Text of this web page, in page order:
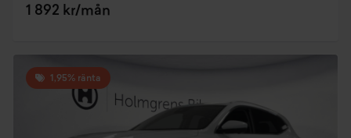
1 892 kr/mån
1,95% ränta